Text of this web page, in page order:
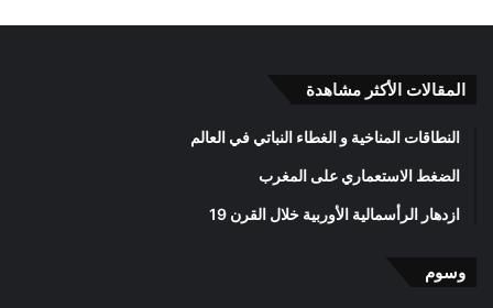
المقالات الأكثر مشاهدة
النطاقات المناخية و الغطاء النباتي في العالم
الضغط الاستعماري على المغرب
ازدهار الرأسمالية الأوربية خلال القرن 19
وسوم